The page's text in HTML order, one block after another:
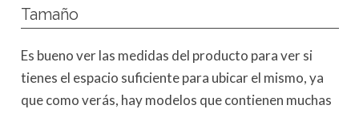
Tamaño
Es bueno ver las medidas del producto para ver si
tienes el espacio suficiente para ubicar el mismo, ya
que como verás, hay modelos que contienen muchas